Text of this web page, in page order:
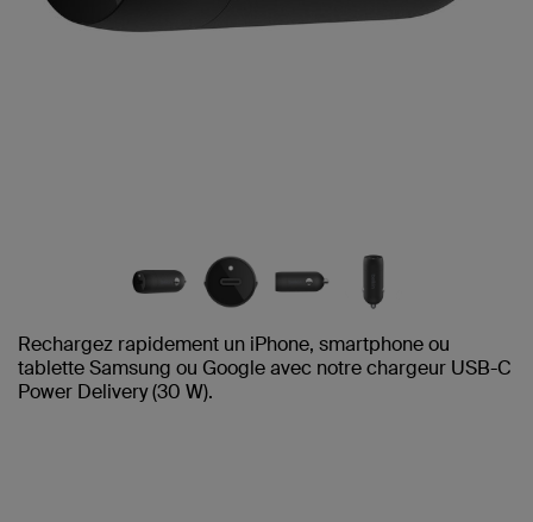
Rechargez rapidement un iPhone, smartphone ou
tablette Samsung ou Google avec notre chargeur USB-C
Power Delivery (30 W).